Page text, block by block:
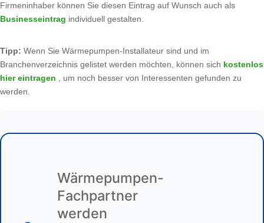
Firmeninhaber können Sie diesen Eintrag auf Wunsch auch als
Businesseintrag individuell gestalten.
Tipp: Wenn Sie Wärmepumpen-Installateur sind und im
Branchenverzeichnis gelistet werden möchten, können sich kostenlos
hier eintragen , um noch besser von Interessenten gefunden zu
werden.
Wärmepumpen-
Fachpartner
werden